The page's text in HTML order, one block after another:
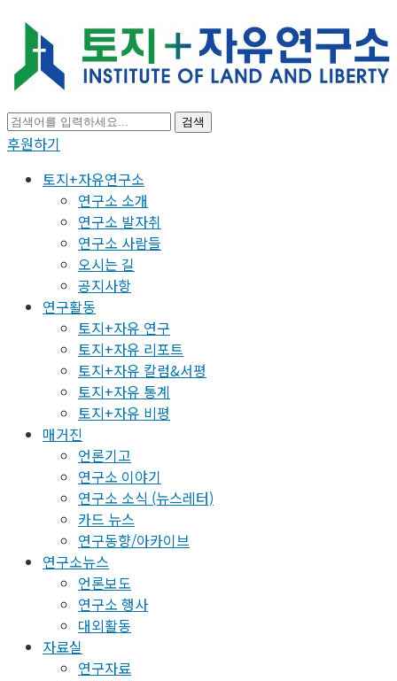
검색
후원하기
토지+자유연구소
연구소 소개
연구소 발자취
연구소 사람들
오시는 길
공지사항
연구활동
토지+자유 연구
토지+자유 리포트
토지+자유 칼럼&서평
토지+자유 통계
토지+자유 비평
매거진
언론기고
연구소 이야기
연구소 소식 (뉴스레터)
카드 뉴스
연구동향/아카이브
연구소뉴스
언론보도
연구소 행사
대외활동
자료실
연구자료